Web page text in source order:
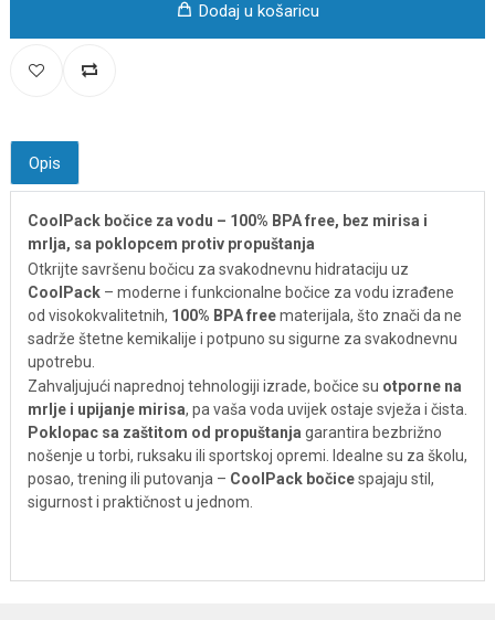
Dodaj u košaricu
Opis
CoolPack bočice za vodu – 100% BPA free, bez mirisa i
mrlja, sa poklopcem protiv propuštanja
Otkrijte savršenu bočicu za svakodnevnu hidrataciju uz
CoolPack – moderne i funkcionalne bočice za vodu izrađene
od visokokvalitetnih, 100% BPA freematerijala, što znači da ne
sadrže štetne kemikalije i potpuno su sigurne za svakodnevnu
upotrebu.
Zahvaljujući naprednoj tehnologiji izrade, bočice su otporne na
mrlje i upijanje mirisa, pa vaša voda uvijek ostaje svježa i čista.
Poklopac sa zaštitom od propuštanja garantira bezbrižno
nošenje u torbi, ruksaku ili sportskoj opremi. Idealne su za školu,
posao, trening ili putovanja – CoolPack bočicespajaju stil,
sigurnost i praktičnost u jednom.